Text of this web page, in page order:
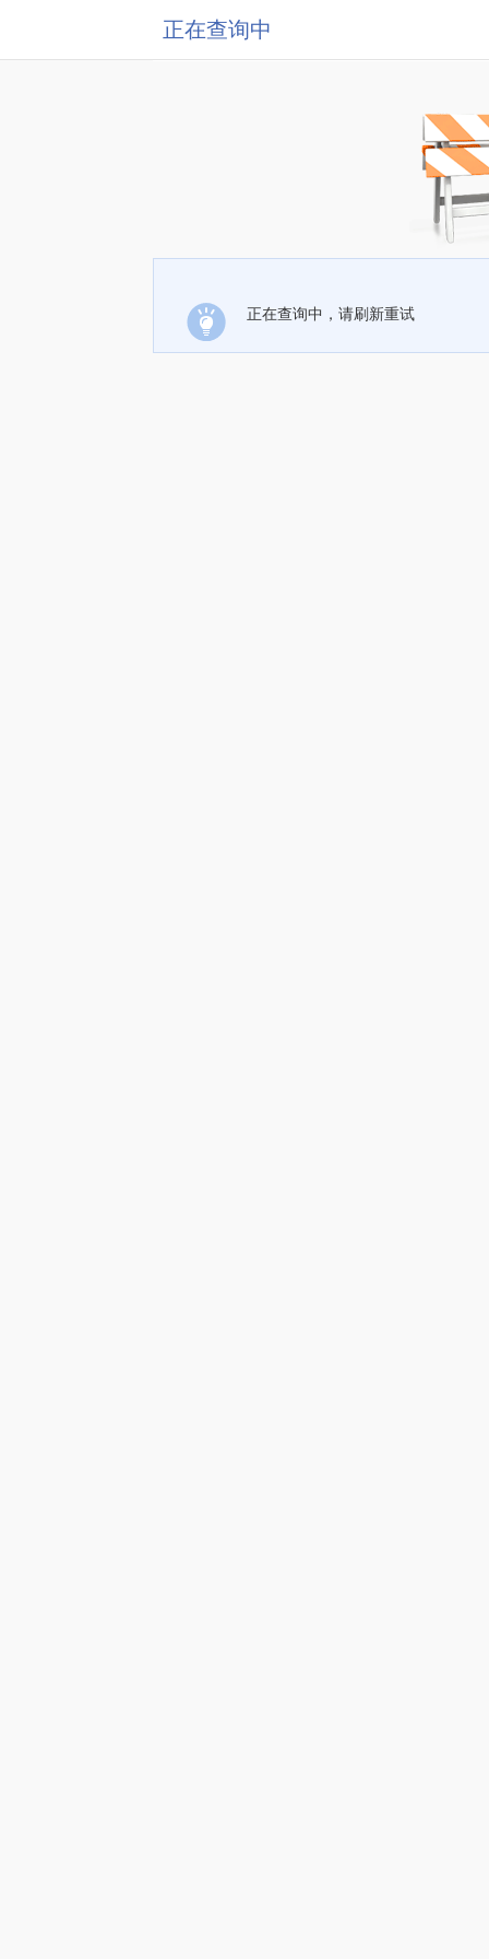
正在查询中
正在查询中，请刷新重试